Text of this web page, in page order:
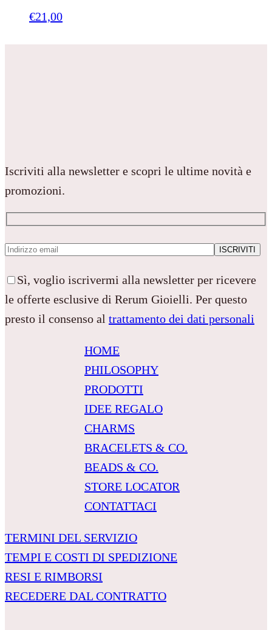
€21,00
Iscriviti alla newsletter e scopri le ultime novità e
promozioni.
Sì, voglio iscrivermi alla newsletter per ricevere
le offerte esclusive di Rerum Gioielli. Per questo
presto il consenso al trattamento dei dati personali
HOME
PHILOSOPHY
PRODOTTI
IDEE REGALO
CHARMS
BRACELETS & CO.
BEADS & CO.
STORE LOCATOR
CONTATTACI
TERMINI DEL SERVIZIO
TEMPI E COSTI DI SPEDIZIONE
RESI E RIMBORSI
RECEDERE DAL CONTRATTO